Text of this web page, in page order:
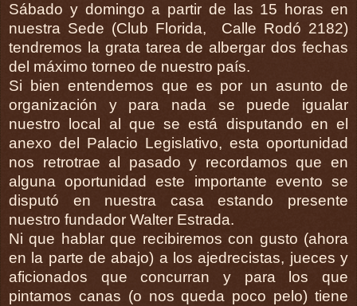
Sábado y domingo a partir de las 15 horas en
nuestra Sede (Club Florida, Calle Rodó 2182)
tendremos la grata tarea de albergar dos fechas
del máximo torneo de nuestro país.
Si bien entendemos que es por un asunto de
organización y para nada se puede igualar
nuestro local al que se está disputando en el
anexo del Palacio Legislativo, esta oportunidad
nos retrotrae al pasado y recordamos que en
alguna oportunidad este importante evento se
disputó en nuestra casa estando presente
nuestro fundador Walter Estrada.
Ni que hablar que recibiremos con gusto (ahora
en la parte de abajo) a los ajedrecistas, jueces y
aficionados que concurran y para los que
pintamos canas (o nos queda poco pelo) tiene